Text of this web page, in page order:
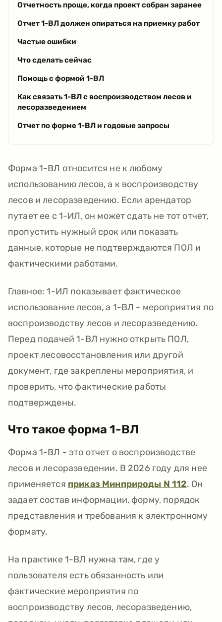
Отчетность проще, когда проект собран заранее
Отчет 1-ВЛ должен опираться на приемку работ
Частые ошибки
Что сделать сейчас
Помощь с формой 1-ВЛ
Как связать 1-ВЛ с воспроизводством лесов и
лесоразведением
Отчет по форме 1-ВЛ и годовые запросы
Форма 1-ВЛ относится не к любому
использованию лесов, а к воспроизводству
лесов и лесоразведению. Если арендатор
путает ее с 1-ИЛ, он может сдать не тот отчет,
пропустить нужный срок или показать
данные, которые не подтверждаются ПОЛ и
фактическими работами.
Главное: 1-ИЛ показывает фактическое
использование лесов, а 1-ВЛ - мероприятия по
воспроизводству лесов и лесоразведению.
Перед подачей 1-ВЛ нужно открыть ПОЛ,
проект лесовосстановления или другой
документ, где закреплены мероприятия, и
проверить, что фактические работы
подтверждены.
Что такое форма 1-ВЛ
Форма 1-ВЛ - это отчет о воспроизводстве
лесов и лесоразведении. В 2026 году для нее
применяется приказ Минприроды N 112. Он
задает состав информации, форму, порядок
представления и требования к электронному
формату.
На практике 1-ВЛ нужна там, где у
пользователя есть обязанность или
фактические мероприятия по
воспроизводству лесов, лесоразведению,